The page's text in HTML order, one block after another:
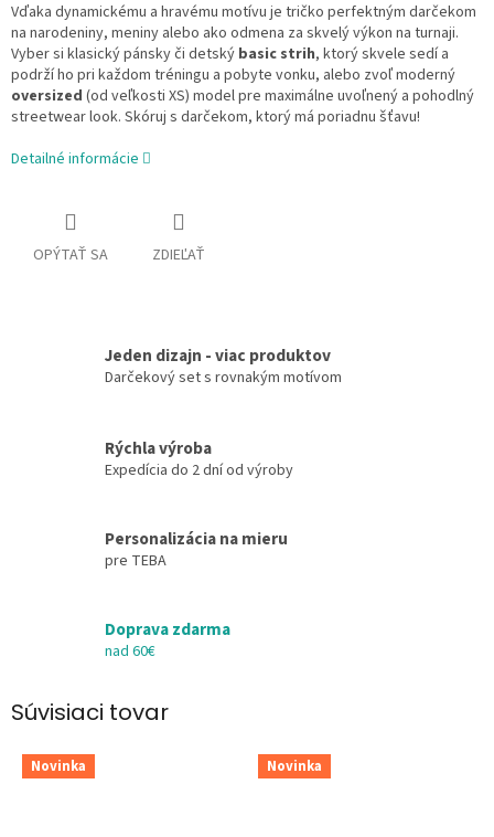
Vďaka dynamickému a hravému motívu je tričko perfektným darčekom
na narodeniny, meniny alebo ako odmena za skvelý výkon na turnaji.
Vyber si klasický pánsky či detský basic strih, ktorý skvele sedí a
podrží ho pri každom tréningu a pobyte vonku, alebo zvoľ moderný
oversized (od veľkosti XS) model pre maximálne uvoľnený a pohodlný
streetwear look. Skóruj s darčekom, ktorý má poriadnu šťavu!
Detailné informácie
OPÝTAŤ SA ZDIEĽAŤ
Jeden dizajn - viac produktov
Darčekový set s rovnakým motívom
Rýchla výroba
Expedícia do 2 dní od výroby
Personalizácia na mieru
pre TEBA
Doprava zdarma
nad 60€
Súvisiaci tovar
Novinka Novinka